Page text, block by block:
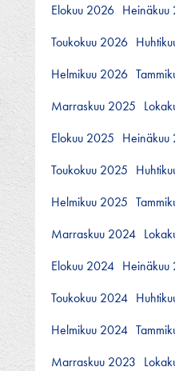
Elokuu 2026
Toukokuu 2026
Helmikuu 2026
Marraskuu 2025
Elokuu 2025 Heinäkuu
Toukokuu 2025
Helmikuu 2025
Marraskuu 2024
Elokuu 2024
Toukokuu 2024
Helmikuu 2024
Marraskuu 2023